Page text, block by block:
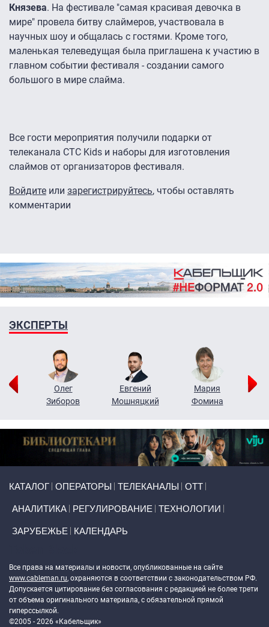
Князева. На фестивале "самая красивая девочка в
мире" провела битву слаймеров, участвовала в
научных шоу и общалась с гостями. Кроме того,
маленькая телеведущая была приглашена к участию в
главном событии фестиваля - создании самого
большого в мире слайма.
Все гости мероприятия получили подарки от
телеканала СТС Kids и наборы для изготовления
слаймов от организаторов фестиваля.
Войдите или зарегистрируйтесь, чтобы оставлять
комментарии
ЭКСПЕРТЫ
Олег
Зиборов
Евгений
Мошняцкий
Мария
Фомина
КАТАЛОГ ОПЕРАТОРЫ ТЕЛЕКАНАЛЫ ОТТ
АНАЛИТИКА РЕГУЛИРОВАНИЕ ТЕХНОЛОГИИ
ЗАРУБЕЖЬЕ КАЛЕНДАРЬ
Все права на материалы и новости, опубликованные на сайте
www.cableman.ru, охраняются в соответствии с законодательством РФ.
Допускается цитирование без согласования с редакцией не более трети
от объема оригинального материала, с обязательной прямой
гиперссылкой.
©2005 - 2026 «Кабельщик»